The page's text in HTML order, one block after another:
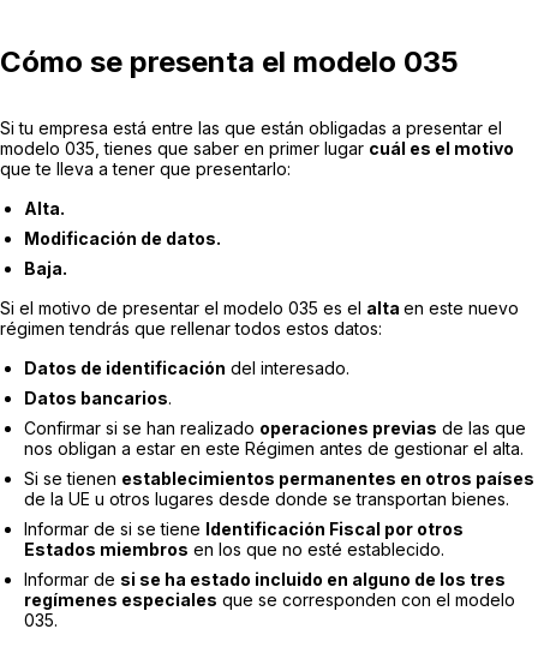
Cómo se presenta el modelo 035
Si tu empresa está entre las que están obligadas a presentar el
modelo 035, tienes que saber en primer lugar cuál es el motivo
que te lleva a tener que presentarlo:
Alta.
Modificación de datos.
Baja.
Si el motivo de presentar el modelo 035 es el alta en este nuevo
régimen tendrás que rellenar todos estos datos:
Datos de identificación del interesado.
Datos bancarios.
Confirmar si se han realizado operaciones previas de las que
nos obligan a estar en este Régimen antes de gestionar el alta.
Si se tienen establecimientos permanentes en otros países
de la UE u otros lugares desde donde se transportan bienes.
Informar de si se tiene Identificación Fiscal por otros
Estados miembros en los que no esté establecido.
Informar de si se ha estado incluido en alguno de los tres
regímenes especiales que se corresponden con el modelo
035.